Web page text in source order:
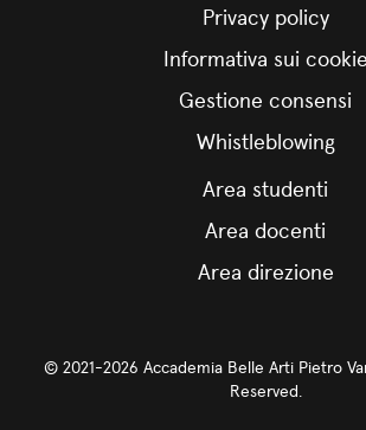
Privacy policy
Informativa sui cookie
Gestione consensi
Whistleblowing
Area studenti
Area docenti
Area direzione
© 2021-2026 Accademia Belle Arti Pietro
Reserved.